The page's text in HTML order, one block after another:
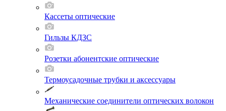
Кассеты оптические
Гильзы КДЗС
Розетки абонентские оптические
Термоусадочные трубки и аксессуары
Механические соединители оптических волокон